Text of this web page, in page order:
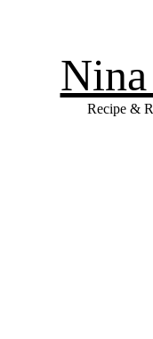
Recipe &